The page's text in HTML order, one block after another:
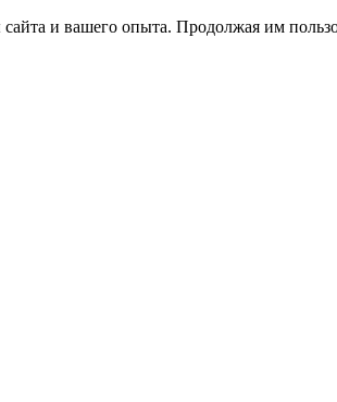
и вашего опыта. Продолжая им